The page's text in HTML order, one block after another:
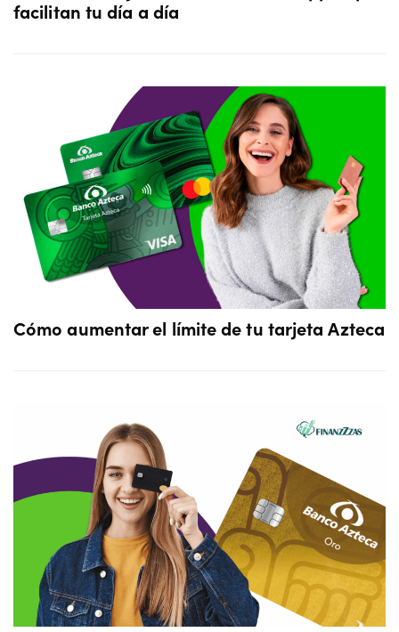
facilitan tu día a día
Cómo aumentar el límite de tu tarjeta Azteca